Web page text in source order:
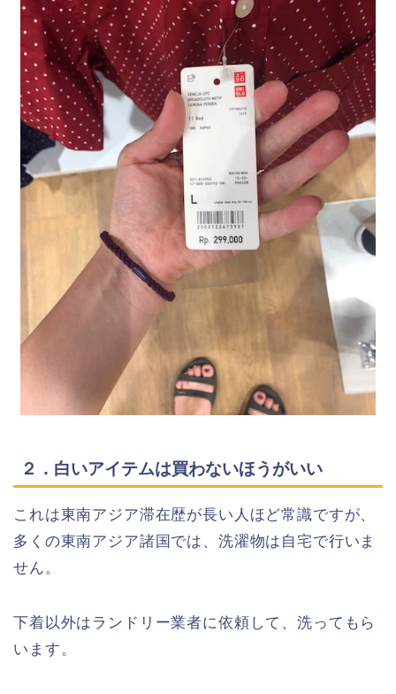
２．白いアイテムは買わないほうがいい
これは東南アジア滞在歴が長い人ほど常識ですが、
多くの東南アジア諸国では、洗濯物は自宅で行いま
せん。
下着以外はランドリー業者に依頼して、洗ってもら
います。